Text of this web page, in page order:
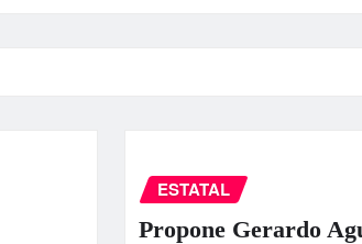
ESTATAL
Propone Gerardo